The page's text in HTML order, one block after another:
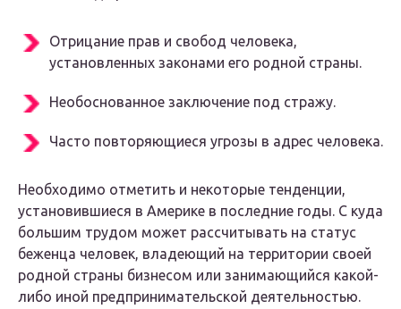
Отрицание прав и свобод человека,
установленных законами его родной страны.
Необоснованное заключение под стражу.
Часто повторяющиеся угрозы в адрес человека.
Необходимо отметить и некоторые тенденции,
установившиеся в Америке в последние годы. С куда
большим трудом может рассчитывать на статус
беженца человек, владеющий на территории своей
родной страны бизнесом или занимающийся какой-
либо иной предпринимательской деятельностью.